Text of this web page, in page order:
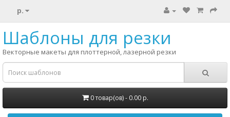
р.
Шаблоны для резки
Векторные макеты для плоттерной, лазерной резки
0 товар(ов) - 0.00 р.